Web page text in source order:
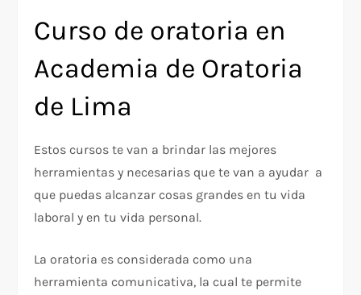
Curso de oratoria en
Academia de Oratoria
de Lima
Estos cursos te van a brindar las mejores
herramientas y necesarias que te van a ayudar a
que puedas alcanzar cosas grandes en tu vida
laboral y en tu vida personal.
La oratoria es considerada como una
herramienta comunicativa, la cual te permite